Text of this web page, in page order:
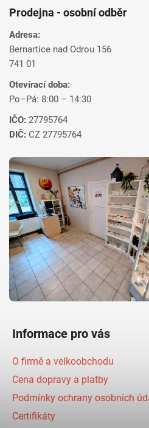
Prodejna - osobní odběr
Adresa:
Bernartice nad Odrou 156
741 01
Otevírací doba:
Po–Pá: 8:00 – 14:30
IČO: 27795764
DIČ: CZ 27795764
Informace pro vás
O firmě a velkoobchodu
Cena dopravy a platby
Podmínky ochrany osobních
Certifikáty